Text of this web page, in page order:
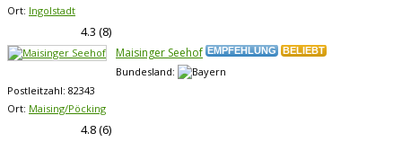
Ort: Ingolstadt
4.3 (8)
Maisinger Seehof EMPFEHLUNG BELIEBT
Bundesland:
Postleitzahl: 82343
Ort: Maising/Pöcking
4.8(6)